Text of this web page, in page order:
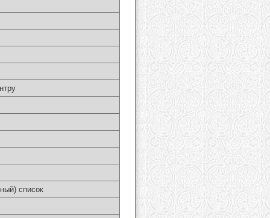
список